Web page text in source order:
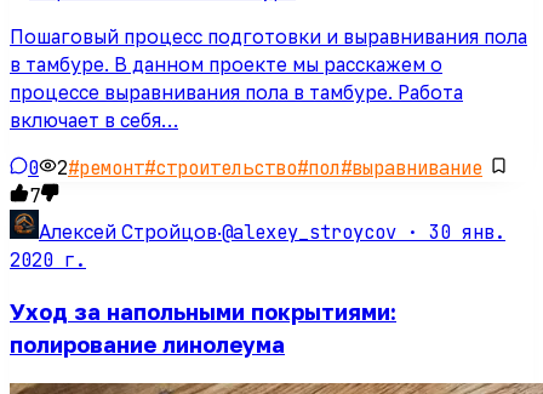
Пошаговый процесс подготовки и выравнивания пола
в тамбуре. В данном проекте мы расскажем о
процессе выравнивания пола в тамбуре. Работа
включает в себя…
0 2#ремонт#строительство#пол#выравнивание
7
Алексей Стройцов·@alexey_stroycov · 30 янв.
2020 г.
Уход за напольными покрытиями:
полирование линолеума